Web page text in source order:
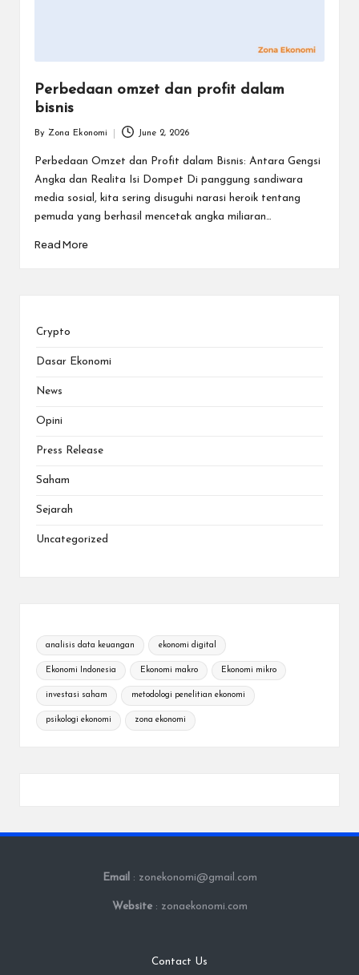
Perbedaan omzet dan profit dalam
bisnis
by
By Zona Ekonomi June 2, 2026
Perbedaan Omzet dan Profit dalam Bisnis: Antara Gengsi
Angka dan Realita Isi Dompet Di panggung sandiwara
media sosial, kita sering disuguhi narasi heroik tentang
pemuda yang berhasil mencetak angka miliaran…
Read More
Crypto
Dasar Ekonomi
News
Opini
Press Release
Saham
Sejarah
Uncategorized
analisis data keuangan ekonomi digital
Ekonomi Indonesia Ekonomi makro Ekonomi mikro
investasi saham metodologi penelitian ekonomi
psikologi ekonomi zona ekonomi
Email : zonekonomi@gmail.com
Website : zonaekonomi.com
Contact Us